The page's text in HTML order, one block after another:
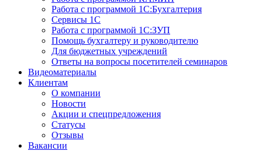
Работа с программой 1С:Бухгалтерия
Сервисы 1С
Работа с программой 1С:ЗУП
Помощь бухгалтеру и руководителю
Для бюджетных учреждений
Ответы на вопросы посетителей семинаров
Видеоматериалы
Клиентам
О компании
Новости
Акции и спецпредложения
Статусы
Отзывы
Вакансии